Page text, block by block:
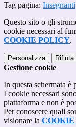
Tag pagina: Insegnanti
Questo sito o gli
cookie necessari al
COOKIE POLICY.
Personalizza Rifiuta
Gestione cookie
In questa schermata è
I cookie necessari
piattaforma e non è
Per conoscere quali
visionare la